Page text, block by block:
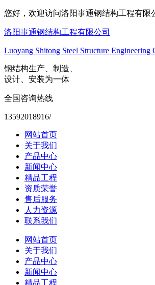
您好，欢迎访问洛阳事通钢结构工程有限
洛阳事通钢结构工程有限公司
Luoyang Shitong Steel Structure Engineering
钢结构生产、制造、
设计、安装为一体
全国咨询热线
13592018916/
网站首页
关于我们
产品中心
新闻中心
精品工程
资质荣誉
售后服务
人力资源
联系我们
网站首页
关于我们
产品中心
新闻中心
精品工程